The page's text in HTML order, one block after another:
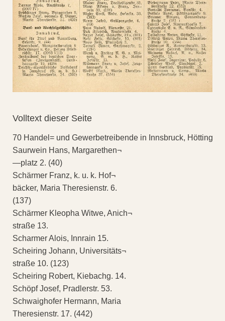
Volltext dieser Seite
70 Handel= und Gewerbetreibende in Innsbruck, Hötting
Saurwein Hans, Margarethen¬
—platz 2. (40)
Schärmer Franz, k. u. k. Hof¬
bäcker, Maria Theresienstr. 6.
(137)
Schärmer Kleopha Witwe, Anich¬
straße 13.
Scharmer Alois, Innrain 15.
Scheiring Johann, Universitäts¬
straße 10. (123)
Scheiring Robert, Kiebachg. 14.
Schöpf Josef, Pradlerstr. 53.
Schwaighofer Hermann, Maria
Theresienstr. 17. (442)